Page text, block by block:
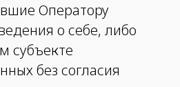
Оператору
о себе, либо
субъекте
без согласия